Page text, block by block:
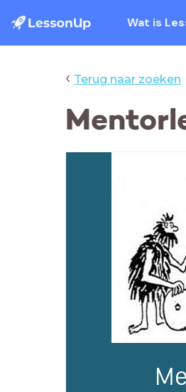
Wat is
‹ Terug naar zoeken